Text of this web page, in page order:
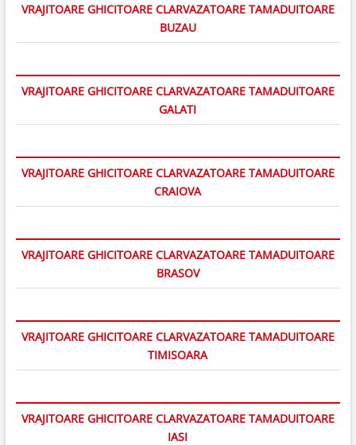
VRAJITOARE GHICITOARE CLARVAZATOARE TAMADUITOARE
BUZAU
VRAJITOARE GHICITOARE CLARVAZATOARE TAMADUITOARE
GALATI
VRAJITOARE GHICITOARE CLARVAZATOARE TAMADUITOARE
CRAIOVA
VRAJITOARE GHICITOARE CLARVAZATOARE TAMADUITOARE
BRASOV
VRAJITOARE GHICITOARE CLARVAZATOARE TAMADUITOARE
TIMISOARA
VRAJITOARE GHICITOARE CLARVAZATOARE TAMADUITOARE
IASI